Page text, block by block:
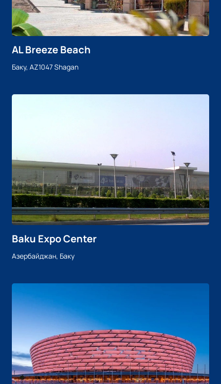
AL Breeze Beach
Баку, AZ1047 Shagan
Baku Expo Center
Азербайджан, Баку